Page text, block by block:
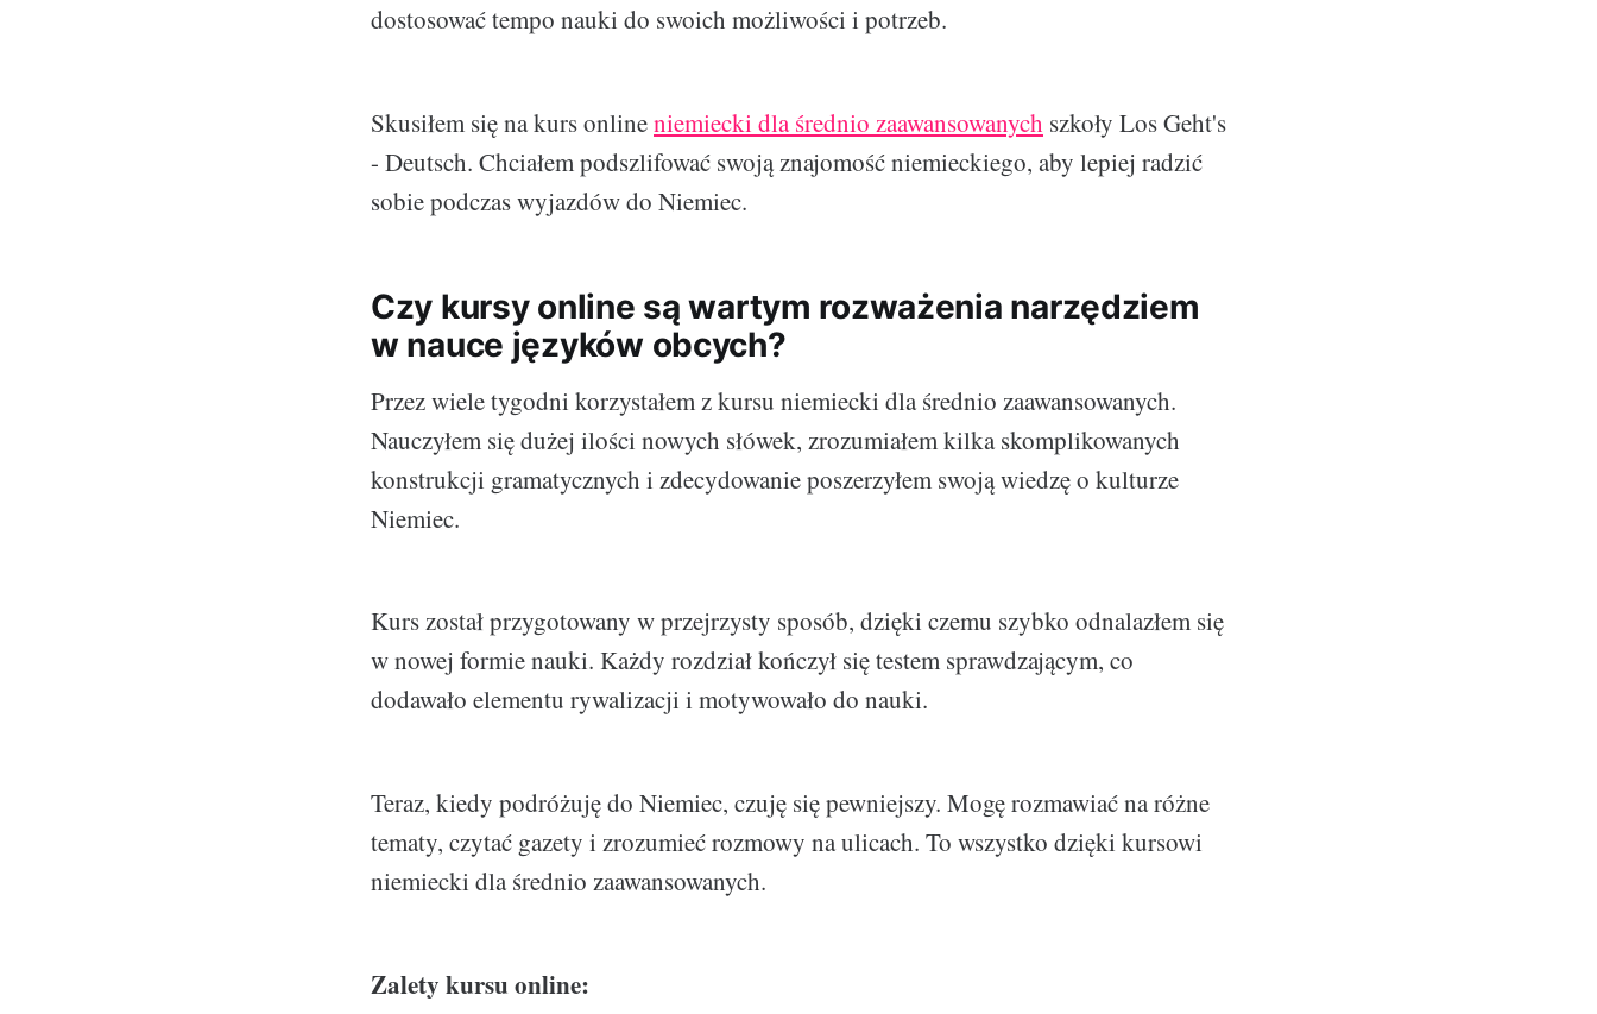
dostosować tempo nauki do swoich możliwości i potrzeb.
Skusiłem się na kurs onlineniemiecki dla średnio zaawansowanych szkoły Los Geht's
- Deutsch. Chciałem podszlifować swoją znajomość niemieckiego, aby lepiej radzić
sobie podczas wyjazdów do Niemiec.
Czy kursy online są wartym rozważenia narzędziem
w nauce języków obcych?
Przez wiele tygodni korzystałem z kursu niemiecki dla średnio zaawansowanych.
Nauczyłem się dużej ilości nowych słówek, zrozumiałem kilka skomplikowanych
konstrukcji gramatycznych i zdecydowanie poszerzyłem swoją wiedzę o kulturze
Niemiec.
Kurs został przygotowany w przejrzysty sposób, dzięki czemu szybko odnalazłem się
w nowej formie nauki. Każdy rozdział kończył się testem sprawdzającym, co
dodawało elementu rywalizacji i motywowało do nauki.
Teraz, kiedy podróżuję do Niemiec, czuję się pewniejszy. Mogę rozmawiać na różne
tematy, czytać gazety i zrozumieć rozmowy na ulicach. To wszystko dzięki kursowi
niemiecki dla średnio zaawansowanych.
Zalety kursu online: